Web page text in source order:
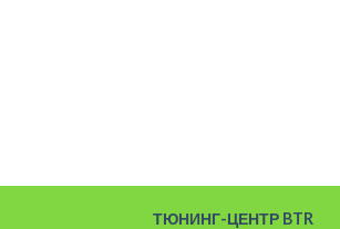
ТЮНИНГ-ЦЕНТР BTR